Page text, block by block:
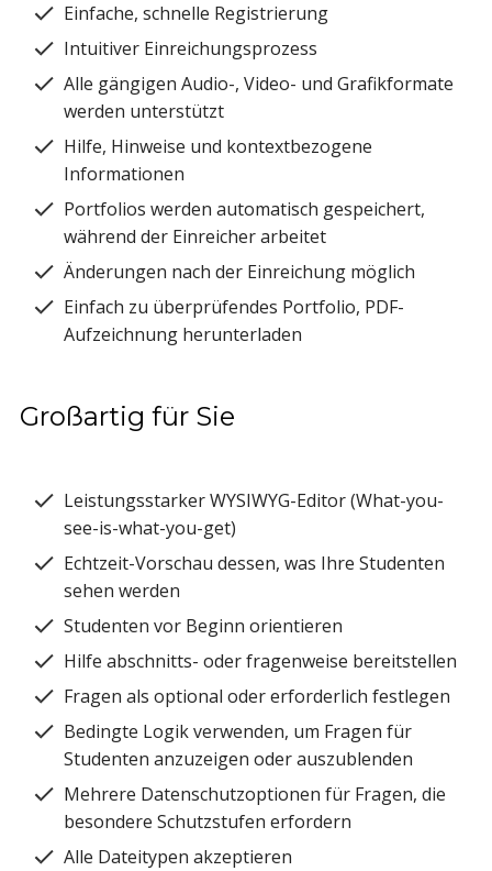
Einfache, schnelle Registrierung
Intuitiver Einreichungsprozess
Alle gängigen Audio-, Video- und Grafikformate
werden unterstützt
Hilfe, Hinweise und kontextbezogene
Informationen
Portfolios werden automatisch gespeichert,
während der Einreicher arbeitet
Änderungen nach der Einreichung möglich
Einfach zu überprüfendes Portfolio, PDF-
Aufzeichnung herunterladen
Großartig für Sie
Leistungsstarker WYSIWYG-Editor (What-you-
see-is-what-you-get)
Echtzeit-Vorschau dessen, was Ihre Studenten
sehen werden
Studenten vor Beginn orientieren
Hilfe abschnitts- oder fragenweise bereitstellen
Fragen als optional oder erforderlich festlegen
Bedingte Logik verwenden, um Fragen für
Studenten anzuzeigen oder auszublenden
Mehrere Datenschutzoptionen für Fragen, die
besondere Schutzstufen erfordern
Alle Dateitypen akzeptieren